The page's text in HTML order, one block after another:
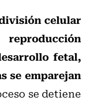
celular
fetal,
se emparejan
se detiene